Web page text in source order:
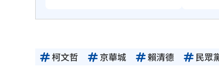
柯文哲 京華城 賴清德 民眾